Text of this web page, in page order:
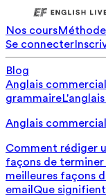
Nos coursMéthode
Se connecter
Blog
Anglais commercial
grammaire
Anglais commercial
Comment rédiger
façons de terminer
meilleures façons
email Que